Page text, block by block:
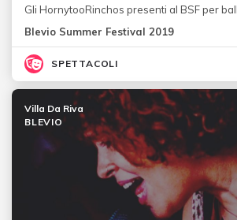
Gli HornytooRinchos presenti al BSF per
Blevio Summer Festival 2019
SPETTACOLI
Villa Da Riva
BLEVIO